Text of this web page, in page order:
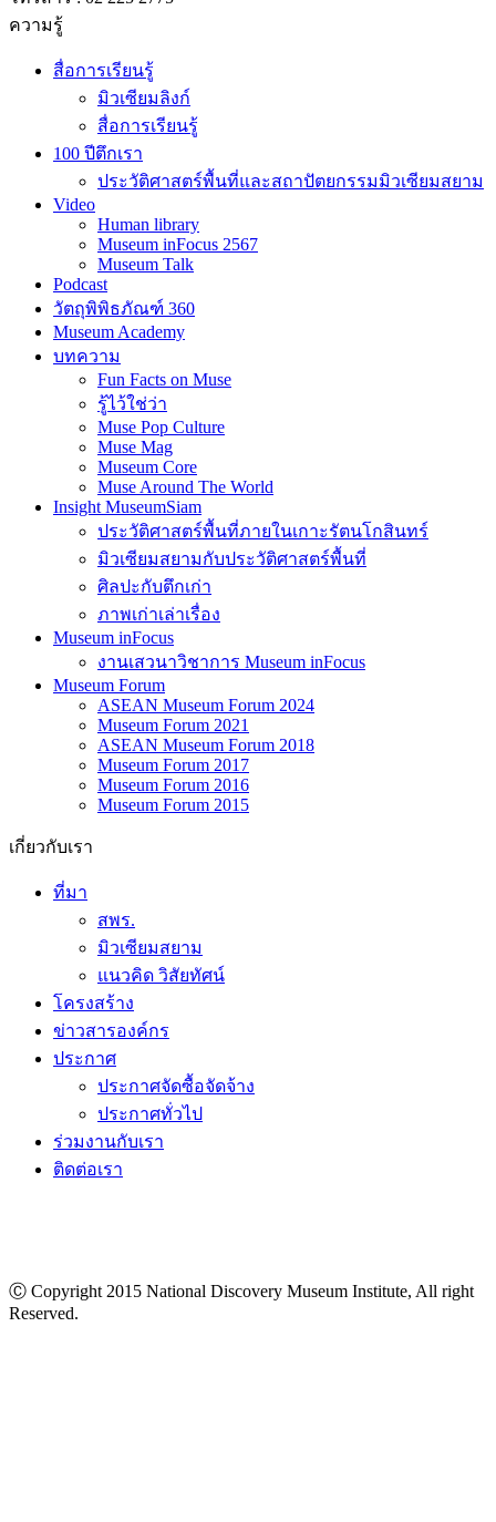
ความรู้
สื่อการเรียนรู้
มิวเซียมลิงก์
สื่อการเรียนรู้
100 ปีตึกเรา
ประวัติศาสตร์พื้นที่และสถาปัตยกรรมมิวเซียมสยาม
Video
Human library
Museum inFocus 2567
Museum Talk
Podcast
วัตถุพิพิธภัณฑ์ 360
Museum Academy
บทความ
Fun Facts on Muse
รู้ไว้ใช่ว่า
Muse Pop Culture
Muse Mag
Museum Core
Muse Around The World
Insight MuseumSiam
ประวัติศาสตร์พื้นที่ภายในเกาะรัตนโกสินทร์
มิวเซียมสยามกับประวัติศาสตร์พื้นที่
ศิลปะกับตึกเก่า
ภาพเก่าเล่าเรื่อง
Museum inFocus
งานเสวนาวิชาการ Museum inFocus
Museum Forum
ASEAN Museum Forum 2024
Museum Forum 2021
ASEAN Museum Forum 2018
Museum Forum 2017
Museum Forum 2016
Museum Forum 2015
เกี่ยวกับเรา
ที่มา
สพร.
มิวเซียมสยาม
แนวคิด วิสัยทัศน์
โครงสร้าง
ข่าวสารองค์กร
ประกาศ
ประกาศจัดซื้อจัดจ้าง
ประกาศทั่วไป
ร่วมงานกับเรา
ติดต่อเรา
Ⓒ Copyright 2015 National Discovery Museum Institute, All right
Reserved.